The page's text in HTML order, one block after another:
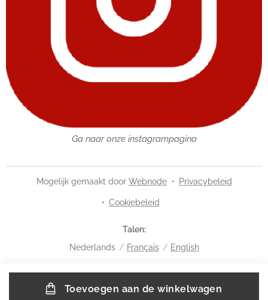
Toevoegen aan de winkelwagen
Ga naar onze instagrampagina
Mogelijk gemaakt door Webnode Privacybeleid
Cookiebeleid
Talen
Nederlands
Français English